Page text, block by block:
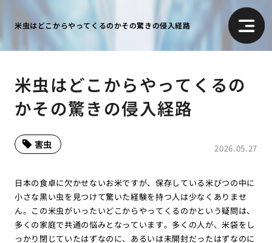
米虫はどこからやってくるのかその驚きの侵入経路
米虫はどこからやってくるの
かその驚きの侵入経路
2026.05.27
害虫
日本の食卓に欠かせないお米ですが、保存している米びつの中に
小さな黒い虫を見つけて驚いた経験を持つ人は少なくありませ
ん。この米虫がいったいどこからやってくるのかという疑問は、
多くの家庭で共通の悩みとなっています。多くの人が、米袋をし
っかり閉じていたはずなのに、あるいは未開封だったはずなのに